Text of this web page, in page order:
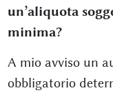
un’aliquota
minima?
A mio avviso un
obbligatorio